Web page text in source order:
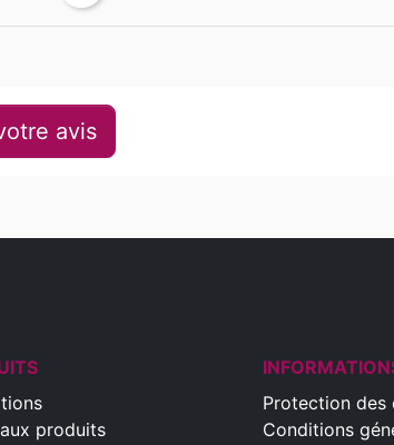
avis
produits
Protection des
Conditions